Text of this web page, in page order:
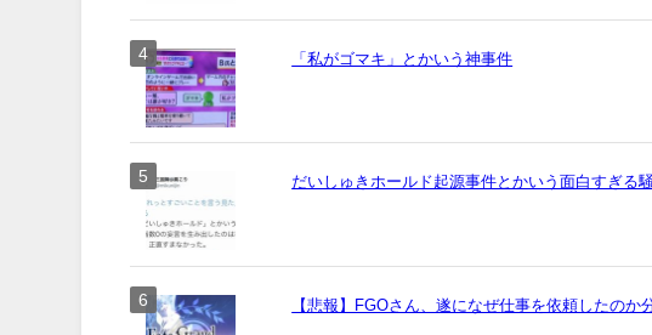
「私がゴマキ」とかいう神事件
だいしゅきホールド起源事件とかいう面白すぎる
【悲報】FGOさん、遂になぜ仕事を依頼したのか